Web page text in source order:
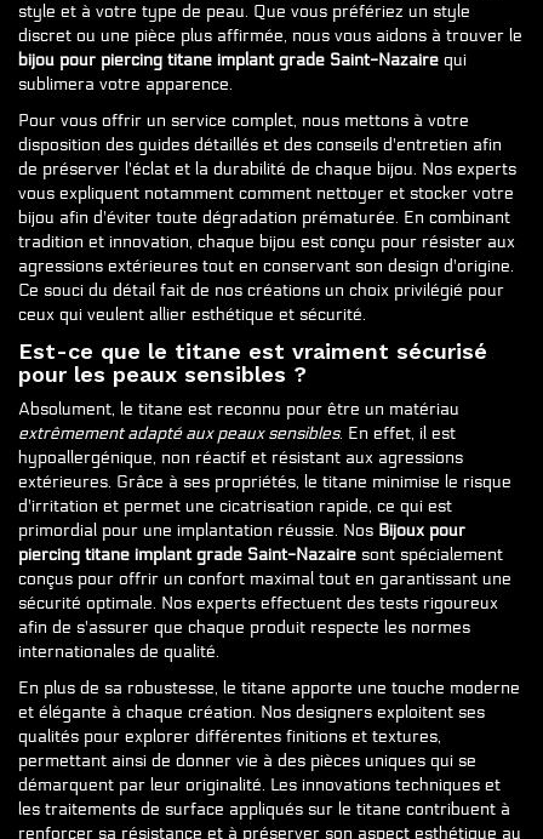
style et à votre type de peau. Que vous préfériez un style
discret ou une pièce plus affirmée, nous vous aidons à trouver le
bijou pour piercing titane implant grade Saint-Nazaire qui
sublimera votre apparence.
Pour vous offrir un service complet, nous mettons à votre
disposition des guides détaillés et des conseils d'entretien afin
de préserver l'éclat et la durabilité de chaque bijou. Nos experts
vous expliquent notamment comment nettoyer et stocker votre
bijou afin d'éviter toute dégradation prématurée. En combinant
tradition et innovation, chaque bijou est conçu pour résister aux
agressions extérieures tout en conservant son design d'origine.
Ce souci du détail fait de nos créations un choix privilégié pour
ceux qui veulent allier esthétique et sécurité.
Est-ce que le titane est vraiment sécurisé
pour les peaux sensibles ?
Absolument, le titane est reconnu pour être un matériau
extrêmement adapté aux peaux sensibles. En effet, il est
hypoallergénique, non réactif et résistant aux agressions
extérieures. Grâce à ses propriétés, le titane minimise le risque
d'irritation et permet une cicatrisation rapide, ce qui est
primordial pour une implantation réussie. Nos Bijoux pour
piercing titane implant grade Saint-Nazaire sont spécialement
conçus pour offrir un confort maximal tout en garantissant une
sécurité optimale. Nos experts effectuent des tests rigoureux
afin de s'assurer que chaque produit respecte les normes
internationales de qualité.
En plus de sa robustesse, le titane apporte une touche moderne
et élégante à chaque création. Nos designers exploitent ses
qualités pour explorer différentes finitions et textures,
permettant ainsi de donner vie à des pièces uniques qui se
démarquent par leur originalité. Les innovations techniques et
les traitements de surface appliqués sur le titane contribuent à
renforcer sa résistance et à préserver son aspect esthétique au